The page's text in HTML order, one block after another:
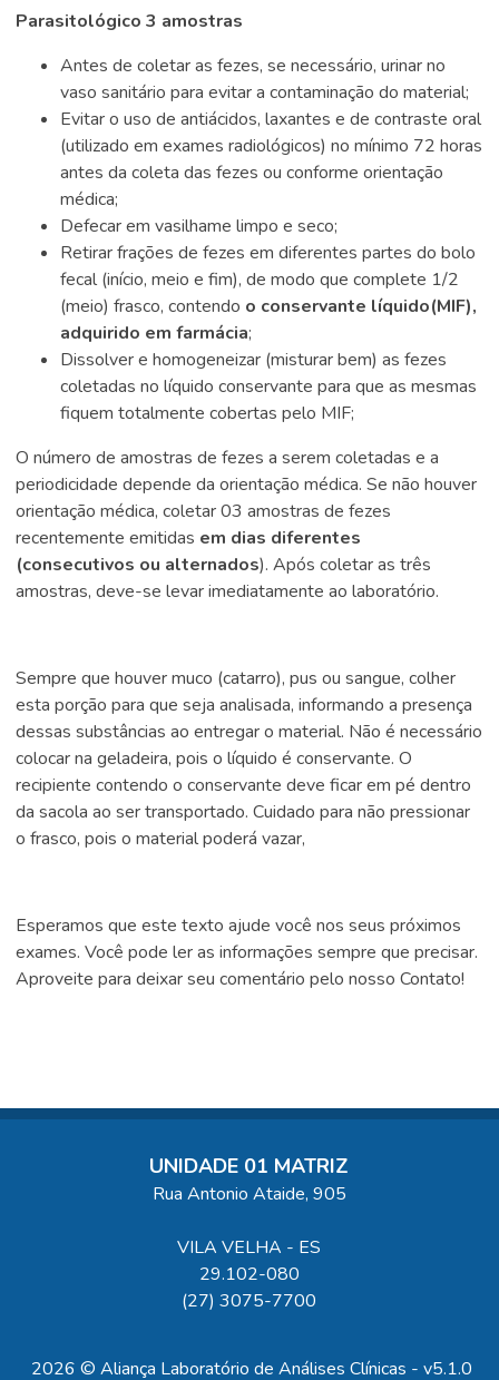
Parasitológico 3 amostras
Antes de coletar as fezes, se necessário, urinar no
vaso sanitário para evitar a contaminação do material;
Evitar o uso de antiácidos, laxantes e de contraste oral
(utilizado em exames radiológicos) no mínimo 72 horas
antes da coleta das fezes ou conforme orientação
médica;
Defecar em vasilhame limpo e seco;
Retirar frações de fezes em diferentes partes do bolo
fecal (início, meio e fim), de modo que complete 1/2
(meio) frasco, contendo o conservante líquido(MIF),
adquirido em farmácia;
Dissolver e homogeneizar (misturar bem) as fezes
coletadas no líquido conservante para que as mesmas
fiquem totalmente cobertas pelo MIF;
O número de amostras de fezes a serem coletadas e a
periodicidade depende da orientação médica. Se não houver
orientação médica, coletar 03 amostras de fezes
recentemente emitidas em dias diferentes
(consecutivos ou alternados). Após coletar as três
amostras, deve-se levar imediatamente ao laboratório.
Sempre que houver muco (catarro), pus ou sangue, colher
esta porção para que seja analisada, informando a presença
dessas substâncias ao entregar o material. Não é necessário
colocar na geladeira, pois o líquido é conservante. O
recipiente contendo o conservante deve ficar em pé dentro
da sacola ao ser transportado. Cuidado para não pressionar
o frasco, pois o material poderá vazar,
Esperamos que este texto ajude você nos seus próximos
exames. Você pode ler as informações sempre que precisar.
Aproveite para deixar seu comentário pelo nosso Contato!
UNIDADE 01 MATRIZ
Rua Antonio Ataide, 905
VILA VELHA - ES
29.102-080
(27) 3075-7700
2026 © Aliança Laboratório de Análises Clínicas - v5.1.0